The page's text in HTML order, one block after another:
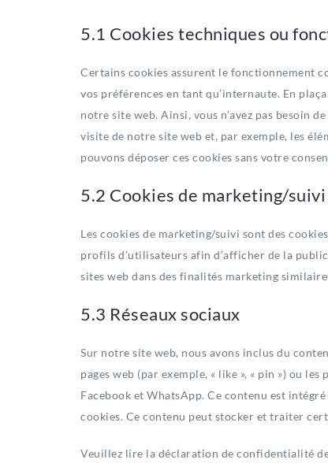
5.1 Cookies techniques ou
Certains cookies assurent le fonctionnement
vos préférences en tant qu’internaute. En
notre site web. Ainsi, vous n’avez pas besoin
visite de notre site web et, par exemple, les
pouvons déposer ces cookies sans votre
5.2 Cookies de marketing/suivi
Les cookies de marketing/suivi sont des
profils d’utilisateurs afin d’afficher de la
sites web dans des finalités marketing
5.3 Réseaux sociaux
Sur notre site web, nous avons inclus du
pages web (par exemple, « like », « pin ») ou
Facebook et WhatsApp. Ce contenu est
cookies. Ce contenu peut stocker et traiter
Veuillez lire la déclaration de confidentialité